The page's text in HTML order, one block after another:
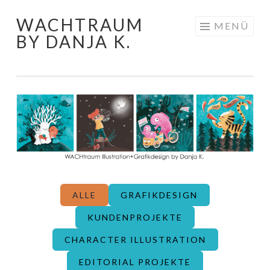
Springe
zum
WACHTRAUM
BY DANJA K.
MENÜ
ALLE GRAFIKDESIGN
KUNDENPROJEKTE
CHARACTER ILLUSTRATION
EDITORIAL PROJEKTE